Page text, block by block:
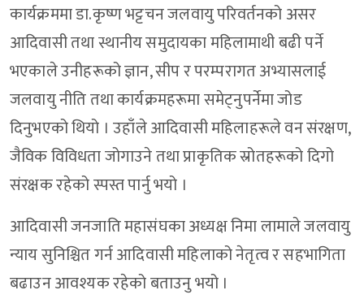
कार्यक्रममा डा.कृष्ण भट्टचन जलवायु परिवर्तनको असर
आदिवासी तथा स्थानीय समुदायका महिलामाथी बढी पर्ने
भएकाले उनीहरूको ज्ञान, सीप र परम्परागत अभ्यासलाई
जलवायु नीति तथा कार्यक्रमहरूमा समेट्नुपर्नेमा जोड
दिनुभएको थियो । उहाँले आदिवासी महिलाहरूले वन संरक्षण,
जैविक विविधता जोगाउने तथा प्राकृतिक स्रोतहरूको दिगो
संरक्षक रहेको स्पस्त पार्नु भयो ।
आदिवासी जनजाति महासंघका अध्यक्ष निमा लामाले जलवायु
न्याय सुनिश्चित गर्न आदिवासी महिलाको नेतृत्व र सहभागिता
बढाउन आवश्यक रहेको बताउनु भयो ।